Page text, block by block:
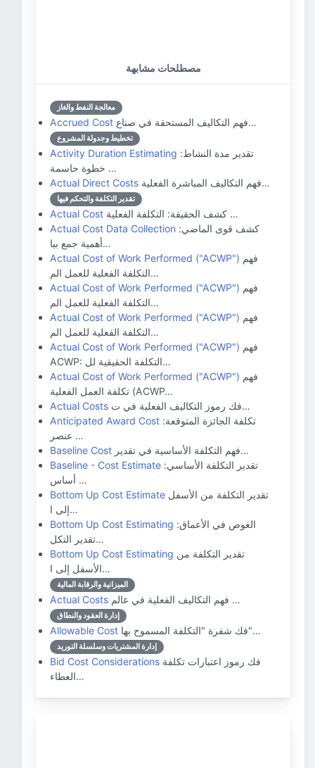
مصطلحات مشابهة
معالجة النفط والغاز
Accrued Cost فهم التكاليف المستحقة في صناع…
تخطيط وجدولة المشروع
Activity Duration Estimating
خطوة حاسمة …
Actual Direct Costs
فهم التكاليف المباشرة الفعلية…
تقدير التكلفة والتحكم فيها
Actual Cost
كشف الحقيقة: التكلفة الفعلية …
Actual Cost Data Collection
أهمية جمع بيا…
Actual Cost of Work Performed ("ACWP")
التكلفة الفعلية للعمل الم…
Actual Cost of Work Performed ("ACWP")
التكلفة الفعلية للعمل الم…
Actual Cost of Work Performed ("ACWP")
التكلفة الفعلية للعمل الم…
Actual Cost of Work Performed ("ACWP")
ACWP: التكلفة الحقيقية لل…
Actual Cost of Work Performed ("ACWP")
تكلفة العمل الفعلية (ACWP…
Actual Costs
فك رموز التكاليف الفعلية في ت…
Anticipated Award Cost
عنصر …
Baseline Cost
فهم التكلفة الأساسية في تقدير…
Baseline - Cost Estimate
أساس …
Bottom Up Cost Estimate
إلى ا…
Bottom Up Cost Estimating
تقدير التكل…
Bottom Up Cost Estimating
الأسفل إلى ا…
الميزانية والرقابة المالية
Actual Costs فهم التكاليف الفعلية في عالم …
إدارة العقود والنطاق
Allowable Cost فك شفرة "التكلفة المسموح بها"…
إدارة المشتريات وسلسلة التوريد
Bid Cost Considerations
العطاء…